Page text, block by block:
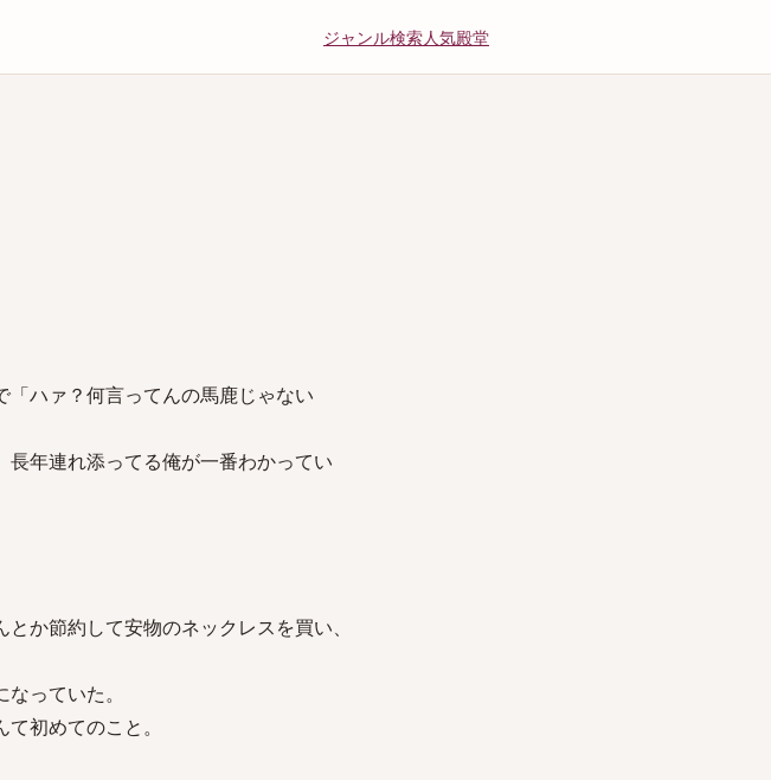
ジャンル検索人気殿堂
ハァ？何言ってんの馬鹿じゃない
年連れ添ってる俺が一番わかってい
か節約して安物のネックレスを買い、
っていた。
初めてのこと。